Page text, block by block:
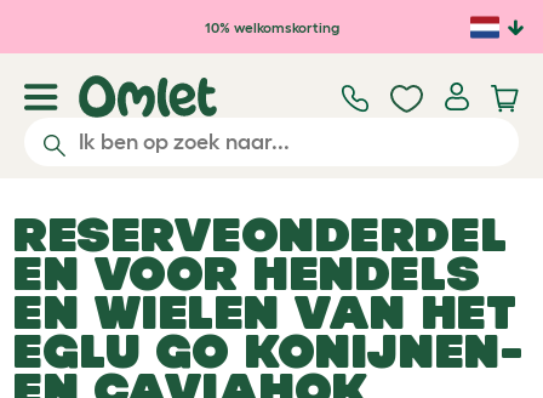
Ga naar de hoofdinhoud
10% welkomskorting
RESERVEONDERDEL
EN VOOR HENDELS
EN WIELEN VAN HET
EGLU GO KONIJNEN-